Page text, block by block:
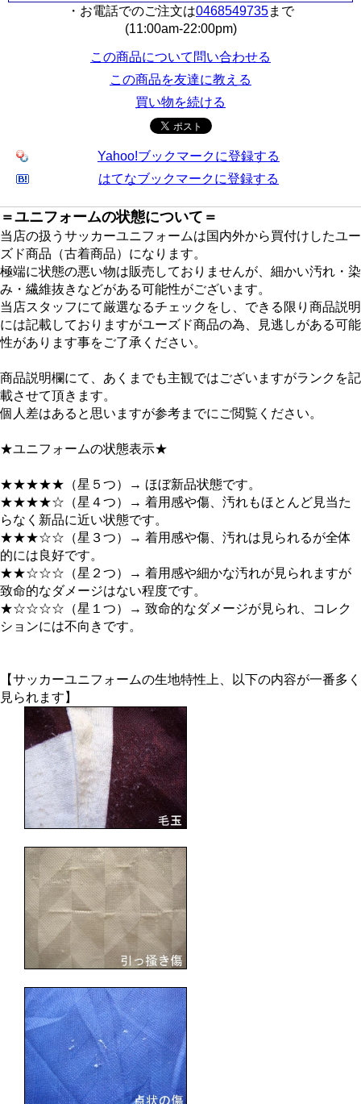
・お電話でのご注文は0468549735まで
(11:00am-22:00pm)
この商品について問い合わせる
この商品を友達に教える
買い物を続ける
Yahoo!ブックマークに登録する
はてなブックマークに登録する
＝ユニフォームの状態について＝
当店の扱うサッカーユニフォームは国内外から買付けしたユー
ズド商品（古着商品）になります。
極端に状態の悪い物は販売しておりませんが、細かい汚れ・染
み・繊維抜きなどがある可能性がございます。
当店スタッフにて厳選なるチェックをし、できる限り商品説明
には記載しておりますがユーズド商品の為、見逃しがある可能
性があります事をご了承ください。
商品説明欄にて、あくまでも主観ではございますがランクを記
載させて頂きます。
個人差はあると思いますが参考までにご閲覧ください。
★ユニフォームの状態表示★
★★★★★（星５つ）→ ほぼ新品状態です。
★★★★☆（星４つ）→ 着用感や傷、汚れもほとんど見当た
らなく新品に近い状態です。
★★★☆☆（星３つ）→ 着用感や傷、汚れは見られるが全体
的には良好です。
★★☆☆☆（星２つ）→ 着用感や細かな汚れが見られますが
致命的なダメージはない程度です。
★☆☆☆☆（星１つ）→ 致命的なダメージが見られ、コレク
ションには不向きです。
【サッカーユニフォームの生地特性上、以下の内容が一番多く
見られます】